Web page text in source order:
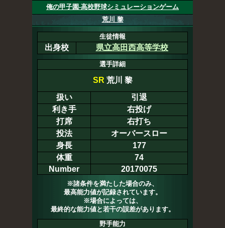
俺の甲子園-高校野球シミュレーションゲーム
荒川 黎
生徒情報
出身校 県立高田西高等学校
選手詳細
SR 荒川 黎
扱い
引退
利き手
右投げ
打席
右打ち
投法
オーバースロー
身長
177
体重
74
Number
20170075
※諸条件を満たした場合のみ、
最高能力値が記録されています。
※場合によっては、
最終的な能力値と若干の誤差があります。
野手能力